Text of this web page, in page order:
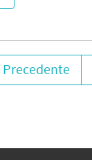
Precedente